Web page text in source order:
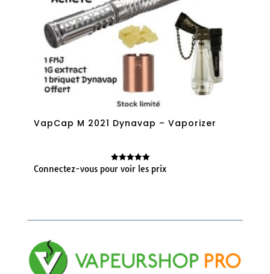
VapCap M 2021 Dynavap – Vaporizer
Note
Connectez-vous pour voir les prix